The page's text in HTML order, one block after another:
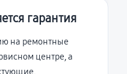
гарантия
на ремонтные
центре, а